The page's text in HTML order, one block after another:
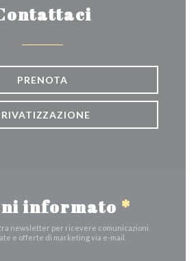
PRENOTA
informato *
newsletter per ricevere comunicazioni
e offerte di marketing via e-mail.